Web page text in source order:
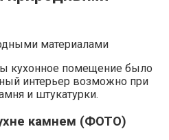
кухонное помещение было
интерьер возможно при
и штукатурки.
камнем (ФОТО)